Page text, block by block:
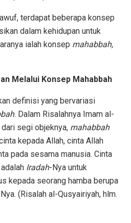
terdapat beberapa konsep
dalam kehidupan untuk
ialah konsep mahabbah,
Melalui Konsep Mahabbah
definisi yang bervariasi
. Dalam Risalahnya Imam al-
segi objeknya, mahabbah
kepada Allah, cinta Allah
pada sesama manusia. Cinta
Iradah-Nya untuk
kepada seorang hamba berupa
(Risalah al-Qusyairiyah, hlm.